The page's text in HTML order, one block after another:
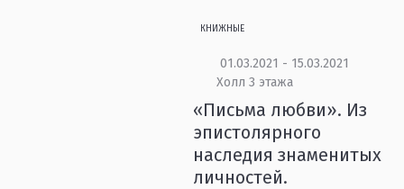
КНИЖНЫЕ
01.03.2021 - 15.03.2021
Холл 3 этажа
«Письма любви». Из
эпистолярного
наследия знаменитых
личностей.